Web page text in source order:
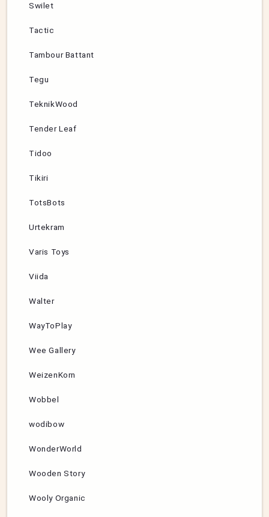
Swilet
Tactic
Tambour Battant
Tegu
TeknikWood
Tender Leaf
Tidoo
Tikiri
TotsBots
Urtekram
Varis Toys
Viida
Walter
WayToPlay
Wee Gallery
WeizenKorn
Wobbel
wodibow
WonderWorld
Wooden Story
Wooly Organic